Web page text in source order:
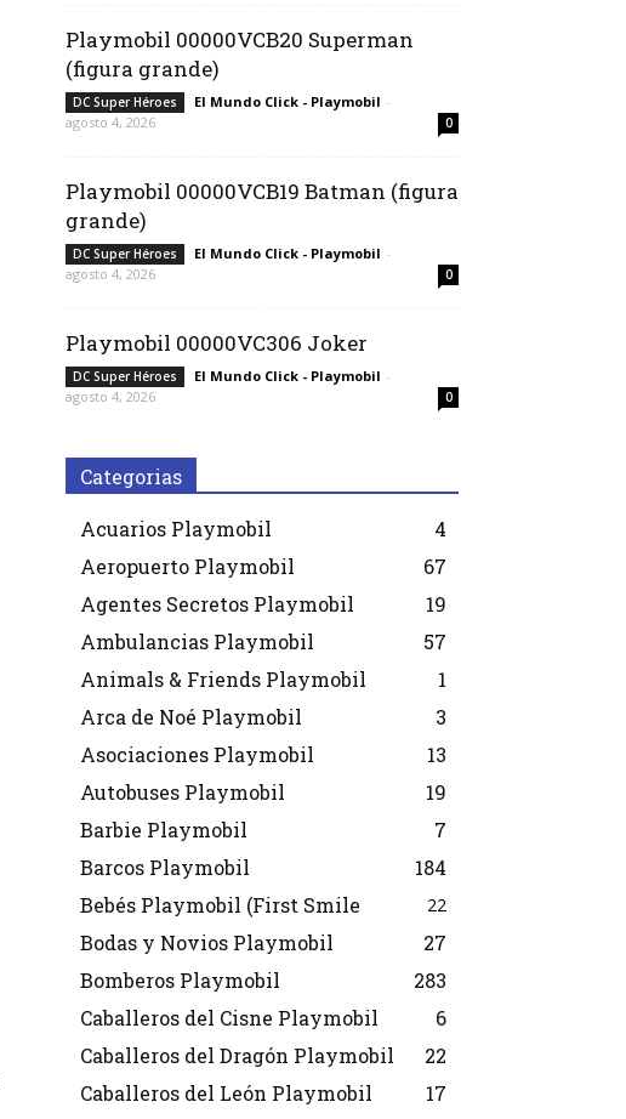
Playmobil 00000VCB20 Superman
(figura grande)
DC Super Héroes El Mundo Click - Playmobil -
agosto 4, 2026
0
Playmobil 00000VCB19 Batman (figura
grande)
DC Super Héroes El Mundo Click - Playmobil -
agosto 4, 2026
0
Playmobil 00000VC306 Joker
DC Super Héroes El Mundo Click - Playmobil -
agosto 4, 2026
0
Categorias
Acuarios Playmobil
4
Aeropuerto Playmobil
67
Agentes Secretos Playmobil
19
Ambulancias Playmobil
57
Animals & Friends Playmobil
1
Arca de Noé Playmobil
3
Asociaciones Playmobil
13
Autobuses Playmobil
19
Barbie Playmobil
7
Barcos Playmobil
184
Bebés Playmobil (First Smile
22
Bodas y Novios Playmobil
27
Bomberos Playmobil
283
Caballeros del Cisne Playmobil
6
Caballeros del Dragón Playmobil
22
Caballeros del León Playmobil
17